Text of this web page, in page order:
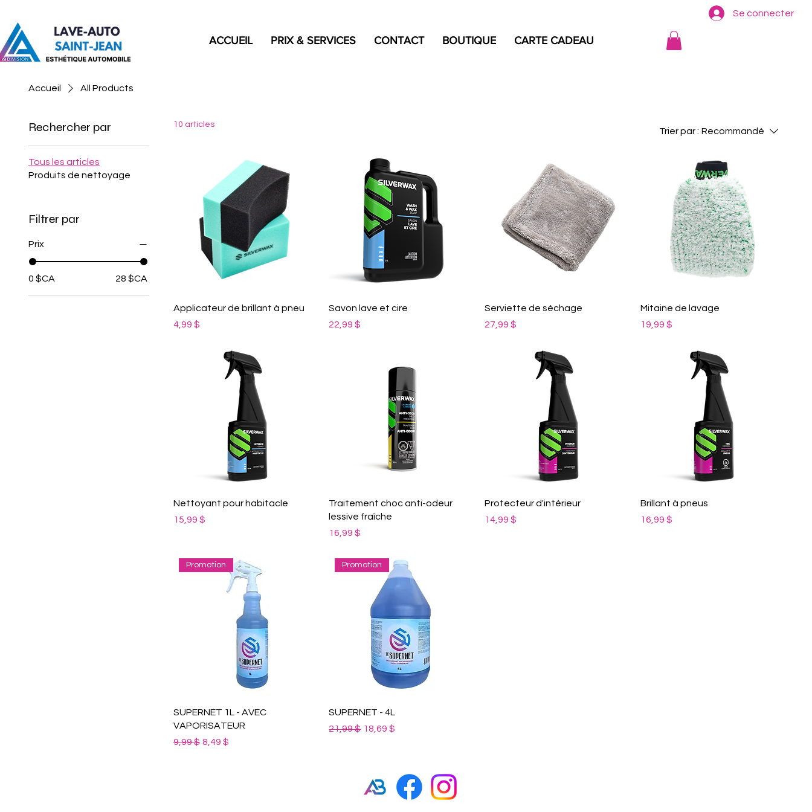
Se connecter
ACCUEIL PRIX & SERVICES CONTACT BOUTIQUE CARTE CADEAU
Accueil All Products
Rechercher par
Tous les articles
Produits de nettoyage
Filtrer par
Prix
0 $CA 28 $CA
10 articles
Trier par : Recommandé
Applicateur de brillant à pneu
Prix
4,99 $
Savon lave et cire
Prix
22,99 $
Serviette de séchage
Prix
27,99 $
Mitaine de lavage
Prix
19,99 $
Nettoyant pour habitacle
Prix
15,99 $
Traitement choc anti-odeur
lessive fraîche
Prix
16,99 $
Protecteur d'intérieur
Prix
14,99 $
Brillant à pneus
Prix
16,99 $
Promotion
SUPERNET 1L - AVEC
VAPORISATEUR
Prix original
9,99 $ Prix promotionnel
8,49 $
Promotion
SUPERNET - 4L
Prix original
21,99 $ Prix promotionnel
18,69 $